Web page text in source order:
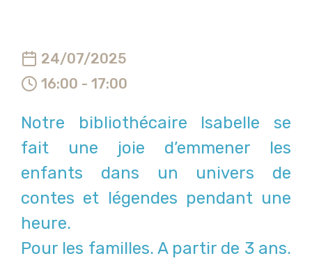
24/07/2025
16:00 - 17:00
Notre bibliothécaire Isabelle se
fait une joie d’emmener les
enfants dans un univers de
contes et légendes pendant une
heure.
Pour les familles. A partir de 3 ans.